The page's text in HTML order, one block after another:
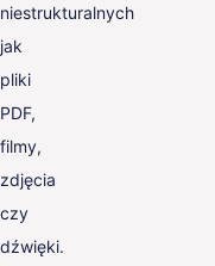
niestrukturalnych
jak
pliki
PDF,
filmy,
zdjęcia
czy
dźwięki.